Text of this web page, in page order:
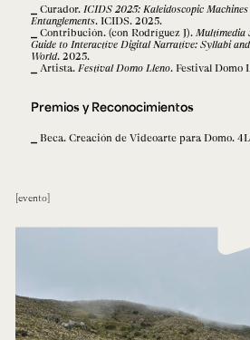
Curador. ICIDS 2025: Kaleidoscopic
Entanglements. ICIDS. 2025.
Contribución. (con Rodríguez J). Multimedia
Guide to Interactive Digital Narrative: Syllabi
World. 2025.
Artista. Festival Domo Lleno. Festival Domo
Premios y Reconocimientos
Beca. Creación de Videoarte para Domo.
evento